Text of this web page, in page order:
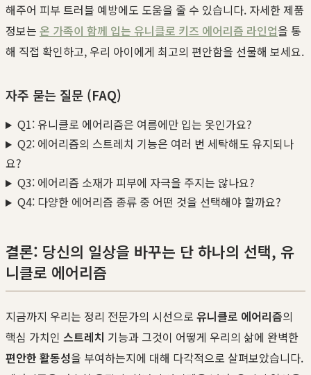
해주어 피부 트러블 예방에도 도움을 줄 수 있습니다. 자세한 제품
정보는 온 가족이 함께 입는 유니클로 키즈 에어리즘 라인업을 통
해 직접 확인하고, 우리 아이에게 최고의 편안함을 선물해 보세요.
자주 묻는 질문 (FAQ)
Q1: 유니클로 에어리즘은 여름에만 입는 옷인가요?
Q2: 에어리즘의 스트레치 기능은 여러 번 세탁해도 유지되나
요?
Q3: 에어리즘 소재가 피부에 자극을 주지는 않나요?
Q4: 다양한 에어리즘 종류 중 어떤 것을 선택해야 할까요?
결론: 당신의 일상을 바꾸는 단 하나의 선택, 유
니클로 에어리즘
지금까지 우리는 정리 전문가의 시선으로 유니클로 에어리즘의
핵심 가치인 스트레치 기능과 그것이 어떻게 우리의 삶에 완벽한
편안한 활동성을 부여하는지에 대해 다각적으로 살펴보았습니다.